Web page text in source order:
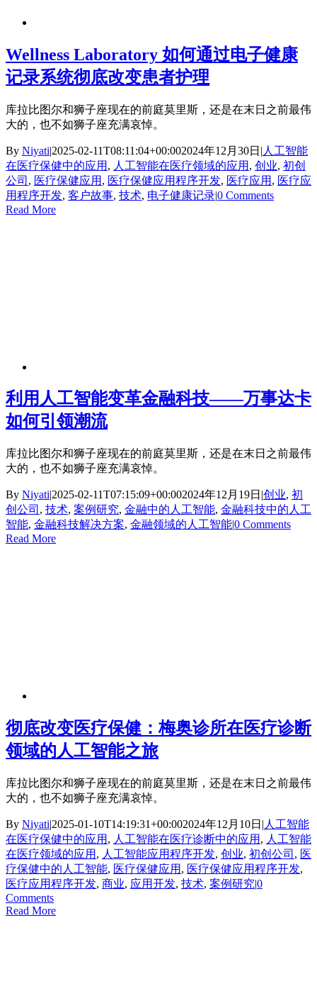
Wellness Laboratory 如何通过电子健康
记录系统彻底改变患者护理
库拉比图尔和狮子座现在的前庭莫里斯，还是在末日之前最伟
大的，也不如狮子座充满哀悼。
By Niyati|2025-02-11T08:11:04+00:002024年12月30日 | 人工智能
在医疗保健中的应用 , 人工智能在医疗领域的应用 , 创业, 初创
公司 , 医疗保健应用 , 医疗保健应用程序开发, 医疗应用 , 医疗应
用程序开发, 客户故事, 技术, 电子健康记录|0 Comments
Read More
利用人工智能变革金融科技——万事达卡
如何引领潮流
库拉比图尔和狮子座现在的前庭莫里斯，还是在末日之前最伟
大的，也不如狮子座充满哀悼。
By Niyati|2025-02-11T07:15:09+00:002024年12月19日 |创业, 初
创公司 , 技术, 案例研究, 金融中的人工智能, 金融科技中的人工
智能, 金融科技解决方案, 金融领域的人工智能|0 Comments
Read More
彻底改变医疗保健：梅奥诊所在医疗诊断
领域的人工智能之旅
库拉比图尔和狮子座现在的前庭莫里斯，还是在末日之前最伟
大的，也不如狮子座充满哀悼。
By Niyati|2025-01-10T14:19:31+00:002024年12月10日 | 人工智能
在医疗保健中的应用 , 人工智能在医疗诊断中的应用 , 人工智能
在医疗领域的应用 , 人工智能应用程序开发, 创业, 初创公司 , 医
疗保健中的人工智能, 医疗保健应用 , 医疗保健应用程序开发,
医疗应用程序开发, 商业, 应用开发, 技术, 案例研究|0
Comments
Read More